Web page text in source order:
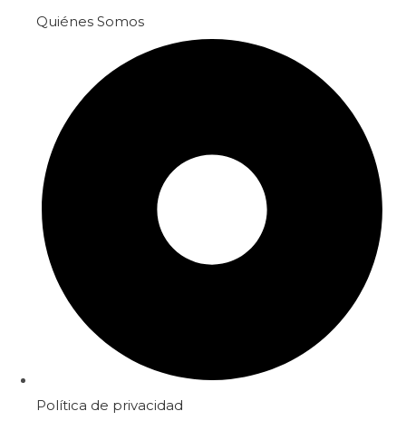
Quiénes Somos
Política de privacidad